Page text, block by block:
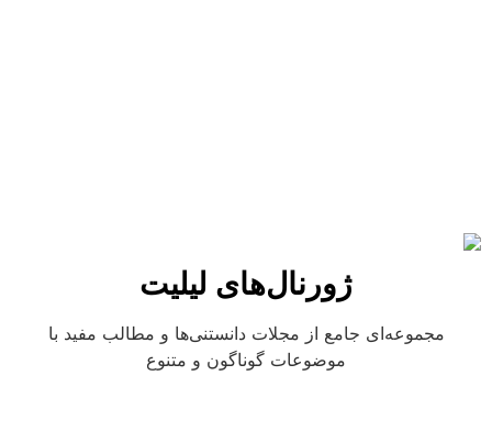
ژورنال‌های لیلیت
مجموعه‌ای جامع از مجلات دانستنی‌ها و مطالب مفید با
موضوعات گوناگون و متنوع